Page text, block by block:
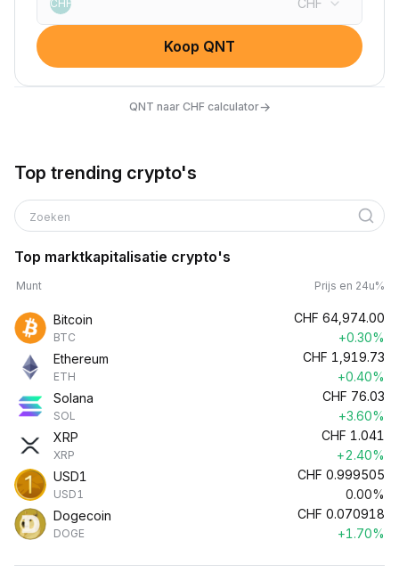
CHF CHF
Koop QNT
QNT naar CHF calculator→
Top trending crypto's
Zoeken
Top marktkapitalisatie crypto's
Munt Prijs en 24u%
Bitcoin
BTC
CHF 64,974.00
+0.30%
Ethereum
ETH
CHF 1,919.73
+0.40%
Solana
SOL
CHF 76.03
+3.60%
XRP
XRP
CHF 1.041
+2.40%
USD1
USD1
CHF 0.999505
0.00%
Dogecoin
DOGE
CHF 0.070918
+1.70%